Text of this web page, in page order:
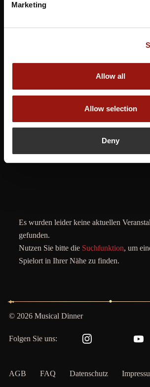
Marketing
Allow all
Allow selection
Deny
Es wurden leider keine aktuellen
gefunden.
Nutzen Sie bitte die Suchfunktion, um
Spielort in Ihrer Nähe zu finden.
© 2026 Musical Dinner
Folgen Sie uns:
AGB FAQ Datenschutz